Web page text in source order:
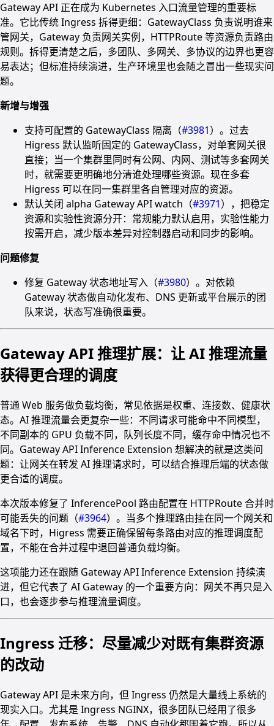
Gateway API 正在成为 Kubernetes 入口流量管理的重要标
准。它比传统 Ingress 拆得更细：GatewayClass 负责说明谁来
管网关，Gateway 负责网关实例，HTTPRoute 等资源负责路由
规则。拆得更清楚之后，多团队、多网关、多协议的边界也更容
易表达；但标准持续演进，生产环境里也会随之冒出一些现实问
题。
新增与增强
支持可配置的 GatewayClass 隔离（#3981）。过去
Higress 默认监听固定的 GatewayClass，对单套网关很
直接；当一个集群里同时有公网、内网、测试等多套网关
时，就需要更明确地分清谁处理哪些资源。现在多套
Higress 可以在同一集群里各自管理对应的资源。
默认关闭 alpha Gateway API watch（#3971），把稳定
资源和实验性资源分开：常规能力默认启用，实验性能力
按需开启，减少版本差异对控制器启动和同步的影响。
问题修复
修复 Gateway 状态地址写入（#3980）。对依赖
Gateway 状态做自动化发布、DNS 更新或平台展示的团
队来说，状态写准确很重要。
Gateway API 推理扩展：让 AI 推理流量
获得更合理的调度
普通 Web 服务做负载均衡，常见依据是权重、连接数、健康状
态。AI 推理流量会更复杂一些：不同请求可能命中不同模型，
不同副本的 GPU 负载不同，队列长度不同，缓存命中情况也不
同。Gateway API Inference Extension 想解决的就是这类问
题：让网关在转发 AI 推理请求时，可以结合推理后端的状态做
更合适的调度。
本次版本修复了 InferencePool 路由配置在 HTTPRoute 合并时
可能丢失的问题（#3964）。当多个推理路由挂在同一个网关和
域名下时，Higress 需要正确保留每条路由对应的推理调度配
置，不能在合并过程中退回普通负载均衡。
这项能力还在跟随 Gateway API Inference Extension 持续演
进，但它代表了 AI Gateway 的一个重要方向：网关不再只是入
口，也会逐步参与推理流量调度。
Ingress 迁移：尽量减少对既有集群资源
的改动
Gateway API 是未来方向，但 Ingress 仍然是大量线上系统的
现实入口。尤其是 Ingress NGINX，很多团队已经用了很多